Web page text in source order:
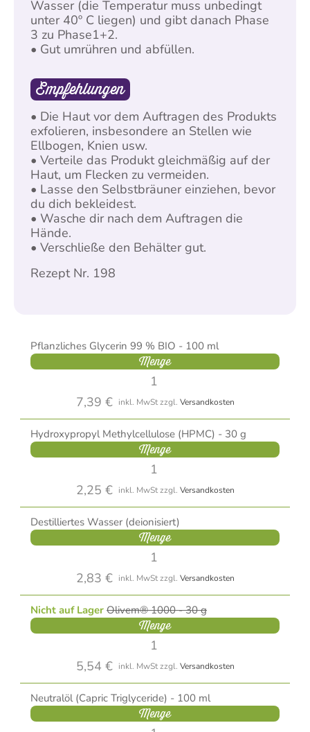
Wasser (die Temperatur muss unbedingt
unter 40º C liegen) und gibt danach Phase
3 zu Phase1+2.
• Gut umrühren und abfüllen.
Empfehlungen
• Die Haut vor dem Auftragen des Produkts
exfolieren, insbesondere an Stellen wie
Ellbogen, Knien usw.
• Verteile das Produkt gleichmäßig auf der
Haut, um Flecken zu vermeiden.
• Lasse den Selbstbräuner einziehen, bevor
du dich bekleidest.
• Wasche dir nach dem Auftragen die
Hände.
• Verschließe den Behälter gut.
Rezept Nr. 198
Pflanzliches Glycerin 99 % BIO - 100 ml
Menge
7,39 € inkl. MwStzzgl. Versandkosten
Hydroxypropyl Methylcellulose (HPMC) - 30 g
Menge
2,25 € inkl. MwStzzgl. Versandkosten
Destilliertes Wasser (deionisiert)
Menge
2,83 € inkl. MwStzzgl. Versandkosten
Nicht auf Lager Olivem® 1000 - 30 g
Menge
5,54 € inkl. MwStzzgl. Versandkosten
Neutralöl (Capric Triglyceride) - 100 ml
Menge